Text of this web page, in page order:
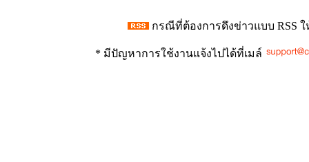
กรณีที่ต้องการดึงข่าวแบบ RSS
* มีปัญหาการใช้งานแจ้งไปได้ที่เมล์